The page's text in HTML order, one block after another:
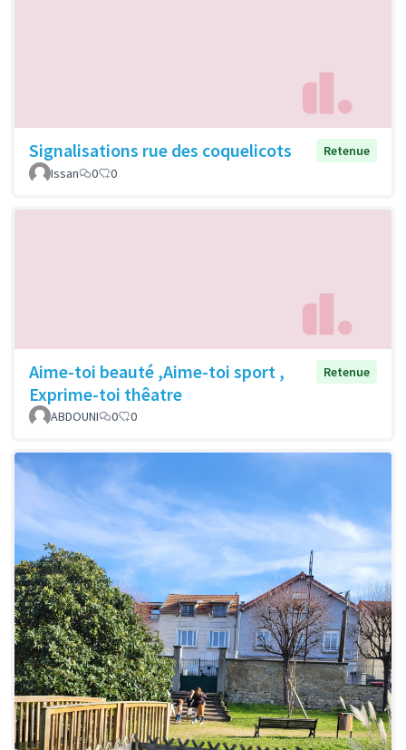
Signalisations rue des coquelicots
Retenue
Issan
0 0
Aime-toi beauté ,Aime-toi sport ,
Exprime-toi thêatre
Retenue
ABDOUNI 0 0